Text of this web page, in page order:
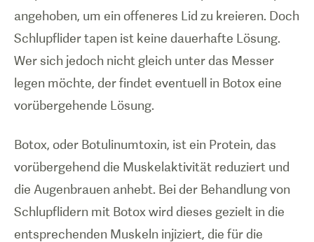
angehoben, um ein offeneres Lid zu kreieren. Doch
Schlupflider tapen ist keine dauerhafte Lösung.
Wer sich jedoch nicht gleich unter das Messer
legen möchte, der findet eventuell in Botox eine
vorübergehende Lösung.
Botox, oder Botulinumtoxin, ist ein Protein, das
vorübergehend die Muskelaktivität reduziert und
die Augenbrauen anhebt. Bei der Behandlung von
Schlupflidern mit Botox wird dieses gezielt in die
entsprechenden Muskeln injiziert, die für die